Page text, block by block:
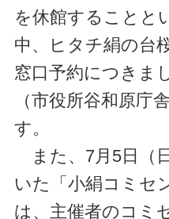
を休館することと
中、ヒタチ絹の台
窓口予約につきま
（市役所谷和原庁
す。
また、7月5日（
いた「小絹コミセ
は、主催者のコミ